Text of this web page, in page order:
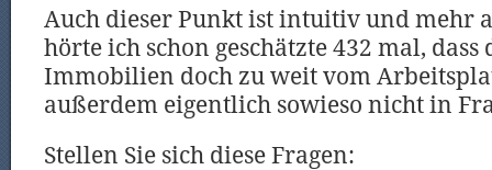
Auch dieser Punkt ist intuitiv und mehr
hörte ich schon geschätzte 432 mal, dass
Immobilien doch zu weit vom
außerdem eigentlich sowieso nicht in
Stellen Sie sich diese Fragen: